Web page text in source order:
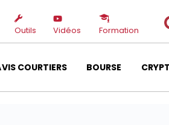
Outils Vidéos Formation
COURTIERS BOURSE